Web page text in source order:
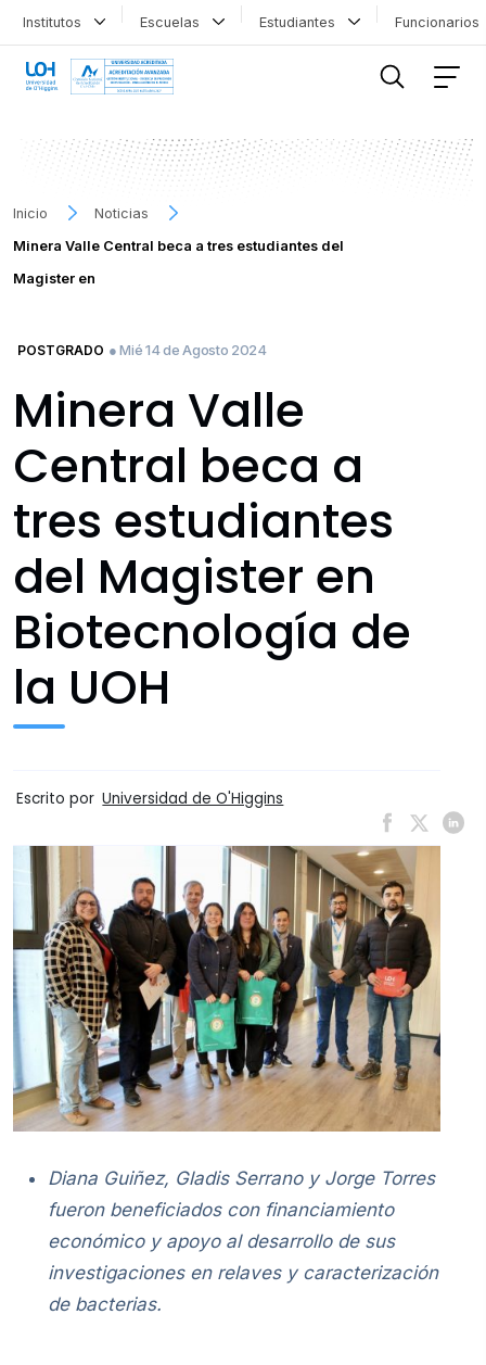
Institutos Escuelas Estudiantes
Inicio
Noticias
Minera Valle Central beca a tres estudiantes del
Magister en
POSTGRADO ● Mié 14 de Agosto 2024
Minera Valle
Central beca a
tres estudiantes
del Magister en
Biotecnología de
la UOH
Escrito por Universidad de O'Higgins
Diana Guiñez, Gladis Serrano y Jorge Torres
fueron beneficiados con financiamiento
económico y apoyo al desarrollo de sus
investigaciones en relaves y caracterización
de bacterias.